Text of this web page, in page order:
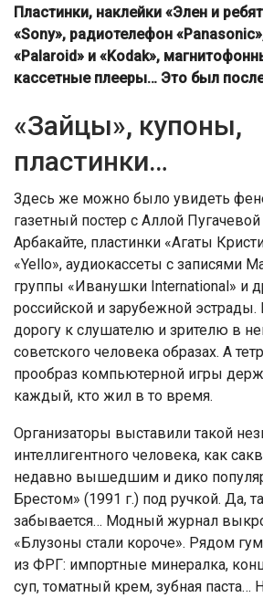
Пластинки, наклейки «Элен и
«Sony», радиотелефон
«Palaroid» и «Kodak»,
кассетные плееры… Это был
«Зайцы», купоны,
пластинки…
Здесь же можно было увидеть
газетный постер с Аллой
Арбакайте, пластинки «Агаты
«Yello», аудиокассеты с записями
группы «Иванушки International» и
российской и зарубежной эстрады.
дорогу к слушателю и зрителю в
советского человека образах. А
прообраз компьютерной игры
каждый, кто жил в то время.
Организаторы выставили такой
интеллигентного человека, как
недавно вышедшим и дико
Брестом» (1991 г.) под ручкой. Да,
забывается… Модный журнал
«Блузоны стали короче». Рядом
из ФРГ: импортные минералка,
суп, томатный крем, зубная паста…